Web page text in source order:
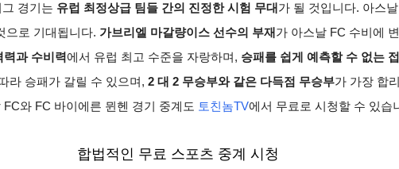
경기는 유럽 최정상급 팀들 간의 진정한 시험 무대 가 될 것입니다. 아스날
으로 기대됩니다. 가브리엘 마갈량이스 선수의 부재 가 아스날 FC 수비에
력과 수비력에서 유럽 최고 수준을 자랑하며, 승패를 쉽게 예측할 수 없는
라 승패가 갈릴 수 있으며, 2 대 2 무승부와 같은 다득점 무승부가 가장 합
FC와 FC 바이에른 뮌헨 경기 중계도 토친놈TV에서 무료로 시청할 수 있습
합법적인 무료 스포츠 중계 시청